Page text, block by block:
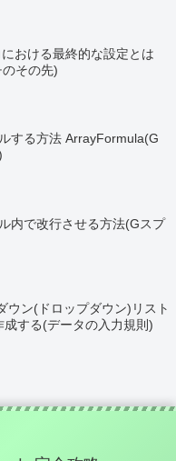
おける最終的な設定とは
その先)
する方法 ArrayFormula(G
内で改行させる方法(Gスプ
ウン(ドロップダウン)リスト
成する(データの入力規則)